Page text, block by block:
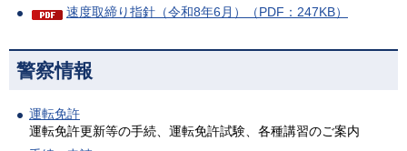
速度取締り指針（令和8年6月）（PDF：247KB）
警察情報
運転免許
運転免許更新等の手続、運転免許試験、各種講習のご案内